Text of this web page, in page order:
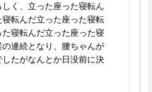
しく、立った座った寝転ん
転んだ立った座った寝転
た寝転んだ立った座った寝
連続となり、腰ちゃんが
たがなんとか日没前に決